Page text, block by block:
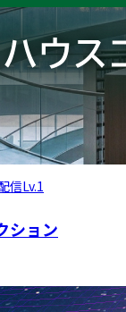
信Lv.1
ション